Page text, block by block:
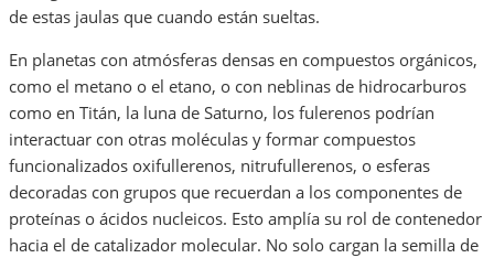
de estas jaulas que cuando están sueltas.
En planetas con atmósferas densas en compuestos orgánicos,
como el metano o el etano, o con neblinas de hidrocarburos
como en Titán, la luna de Saturno, los fulerenos podrían
interactuar con otras moléculas y formar compuestos
funcionalizados oxifullerenos, nitrufullerenos, o esferas
decoradas con grupos que recuerdan a los componentes de
proteínas o ácidos nucleicos. Esto amplía su rol de contenedor
hacia el de catalizador molecular. No solo cargan la semilla de